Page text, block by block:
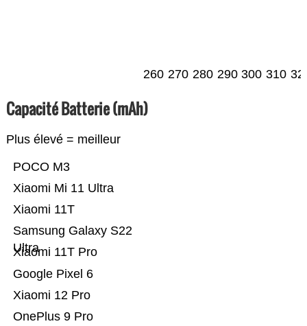
260 270 280 290 300 310
Capacité Batterie (mAh)
Plus élevé = meilleur
OnePlus 9 Pro
Xiaomi 12 Pro
Google Pixel 6
Xiaomi 11T Pro
Samsung Galaxy S22
Ultra
Xiaomi 11T
Xiaomi Mi 11 Ultra
POCO M3